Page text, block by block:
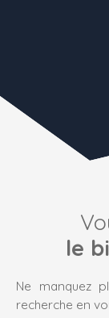
le
Ne manquez
recherche en